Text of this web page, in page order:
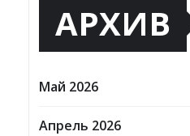
АРХИВ
Май 2026
Апрель 2026